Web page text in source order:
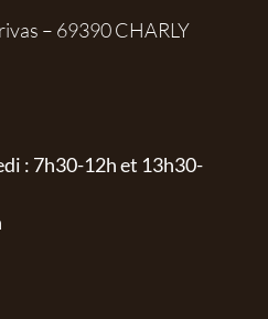
– 69390 CHARLY
: 7h30-12h et 13h30-